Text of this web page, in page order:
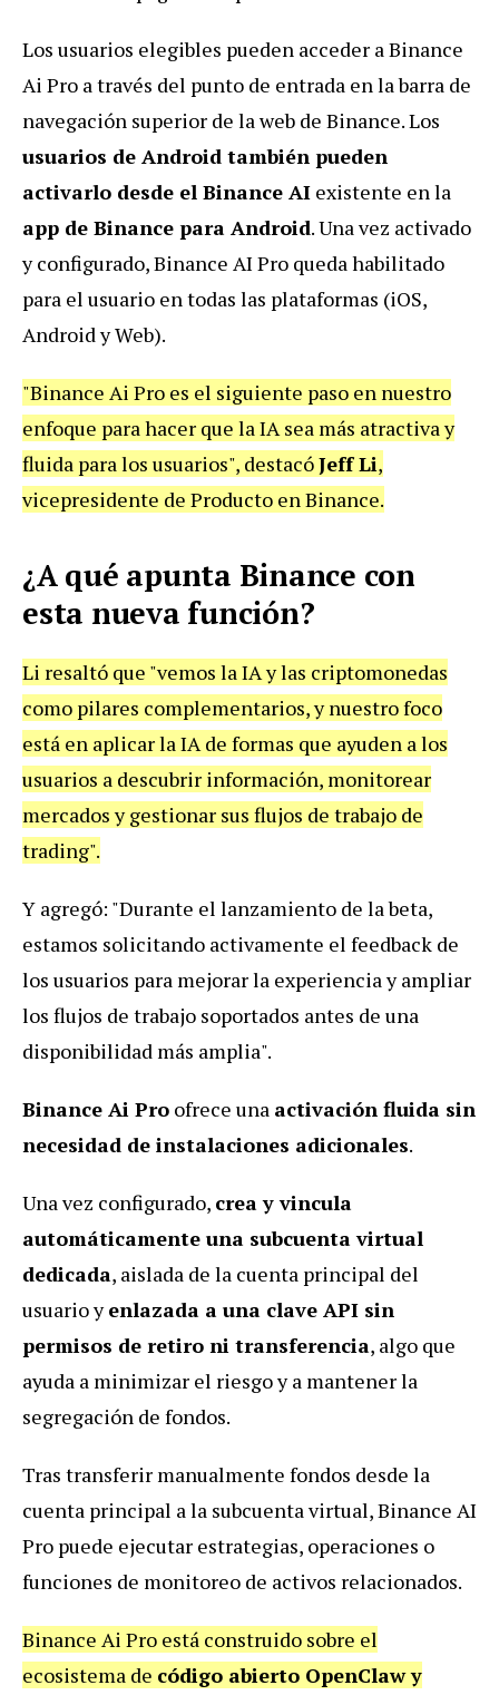
Los usuarios elegibles pueden acceder a Binance
Ai Pro a través del punto de entrada en la barra de
navegación superior de la web de Binance. Los
usuarios de Android también pueden
activarlo desde el Binance AI existente en la
app de Binance para Android. Una vez activado
y configurado, Binance AI Pro queda habilitado
para el usuario en todas las plataformas (iOS,
Android y Web).
"Binance Ai Pro es el siguiente paso en nuestro
enfoque para hacer que la IA sea más atractiva y
fluida para los usuarios", destacóJeff Li,
vicepresidente de Producto en Binance.
¿A qué apunta Binance con
esta nueva función?
Li resaltó que "vemos la IA y las criptomonedas
como pilares complementarios, y nuestro foco
está en aplicar la IA de formas que ayuden a los
usuarios a descubrir información, monitorear
mercados y gestionar sus flujos de trabajo de
trading".
Y agregó: "Durante el lanzamiento de la beta,
estamos solicitando activamente el feedback de
los usuarios para mejorar la experiencia y ampliar
los flujos de trabajo soportados antes de una
disponibilidad más amplia".
Binance Ai Pro ofrece una activación fluida sin
necesidad de instalaciones adicionales.
Una vez configurado, crea y vincula
automáticamente una subcuenta virtual
dedicada, aislada de la cuenta principal del
usuario yenlazada a una clave API sin
permisos de retiro ni transferencia, algo que
ayuda a minimizar el riesgo y a mantener la
segregación de fondos.
Tras transferir manualmente fondos desde la
cuenta principal a la subcuenta virtual, Binance AI
Pro puede ejecutar estrategias, operaciones o
funciones de monitoreo de activos relacionados.
Binance Ai Pro está construido sobre el
ecosistema de código abierto OpenClaw y